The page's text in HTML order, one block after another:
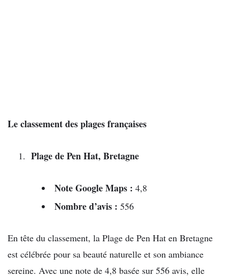
Le classement des plages françaises
Plage de Pen Hat, Bretagne
Note Google Maps : 4,8
Nombre d’avis : 556
En tête du classement, la Plage de Pen Hat en Bretagne
est célébrée pour sa beauté naturelle et son ambiance
sereine. Avec une note de 4,8 basée sur 556 avis, elle